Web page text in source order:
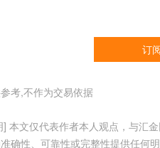
订
考,不作为交易依据
] 本文仅代表作者本人观点，与汇
确性、可靠性或完整性提供任何